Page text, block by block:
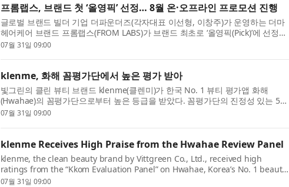
프롬랩스, 브랜드 첫 ‘올영픽’ 선정… 8월 온·오프라인 프로모션 진행
글로벌 브랜드 빌더 기업 더파운더즈(각자대표 이선형, 이창주)가 운영하는 더마
헤어케어 브랜드 프롬랩스(FROM LABS)가 브랜드 최초로 ‘올영픽(Pick)’에 선정돼
오는 8월 1일부터 29일까지 올리브영에서 대규모 프로모션...
07월 31일 09:00
klenme, 화해 꼼평가단에서 높은 평가 받아
빛그린의 클린 뷰티 브랜드 klenme(클렌미)가 한국 No. 1 뷰티 평가앱 화해
(Hwahae)의 꼼평가단으로부터 높은 등급을 받았다. 꼼평가단의 진정성 있는 5점
만점의 평가에서 프리미엄 두피 케어 샴푸가 4.40점, 프리미엄 헤...
07월 31일 09:00
klenme Receives High Praise from the Hwahae Review Panel
klenme, the clean beauty brand by Vittgreen Co., Ltd., received high
ratings from the “Kkom Evaluation Panel” on Hwahae, Korea’s No. 1 beauty
review app. On the panel’s 5-point scale for authentic reviews, t...
07월 31일 09:00